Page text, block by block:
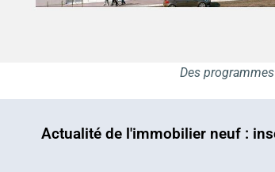
Des
Actualité de l'immobilier neuf :